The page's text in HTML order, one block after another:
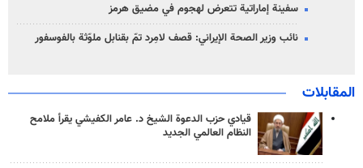
سفينة إماراتية تتعرض لهجوم في مضيق هرمز
نائب وزير الصحة الإيراني: قصف لامِرد تمّ بقنابل ملوّثة بالفوسفور
المقابلات
قيادي حزب الدعوة الشيخ د. عامر الكفيشي يقرأ ملامح
النظام العالمي الجديد